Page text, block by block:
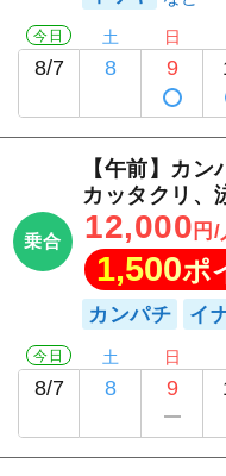
今日
8/7
土
8
日
9
乗合
【午前】カン
カッタクリ、
12,000 円/
1,500ポ
カンパチ イ
今日
8/7
土
8
日
9